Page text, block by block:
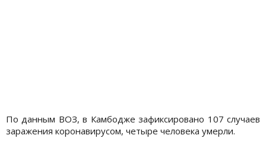
По данным ВОЗ, в Камбодже зафиксировано 107 случаев
заражения коронавирусом, четыре человека умерли.